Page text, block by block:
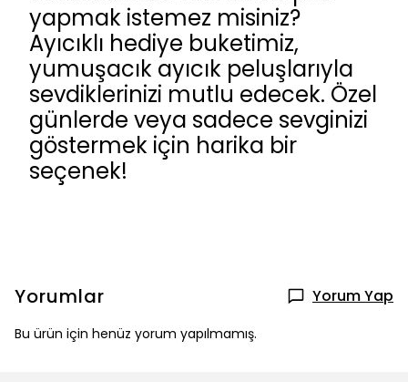
yapmak istemez misiniz?
Ayıcıklı hediye buketimiz,
yumuşacık ayıcık peluşlarıyla
sevdiklerinizi mutlu edecek. Özel
günlerde veya sadece sevginizi
göstermek için harika bir
seçenek!
Yorumlar Yorum Yap
Bu ürün için henüz yorum yapılmamış.